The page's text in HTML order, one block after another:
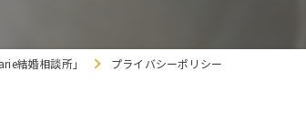
結婚相談所」 プライバシーポリシー